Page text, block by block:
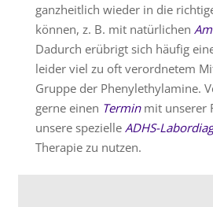
ganzheitlich wieder in die
können, z. B. mit natürlichen
Dadurch erübrigt sich häufig
leider viel zu oft verordnetem
Gruppe der Phenylethylamine.
gerne einen Terminmit unserer
unsere spezielle ADHS-
Therapie zu nutzen.